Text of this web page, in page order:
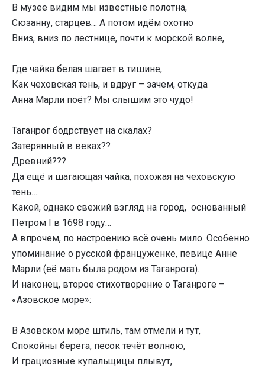
В музее видим мы известные полотна,
Сюзанну, старцев… А потом идём охотно
Вниз, вниз по лестнице, почти к морской волне,
Где чайка белая шагает в тишине,
Как чеховская тень, и вдруг – зачем, откуда
Анна Марли поёт? Мы слышим это чудо!
Таганрог бодрствует на скалах?
Затерянный в веках??
Древний???
Да ещё и шагающая чайка, похожая на чеховскую
тень….
Какой, однако свежий взгляд на город, основанный
Петром I в 1698 году…
А впрочем, по настроению всё очень мило. Особенно
упоминание о русской француженке, певице Анне
Марли (её мать была родом из Таганрога).
И наконец, второе стихотворение о Таганроге –
«Азовское море»:
В Азовском море штиль, там отмели и тут,
Спокойны берега, песок течёт волною,
И грациозные купальщицы плывут,